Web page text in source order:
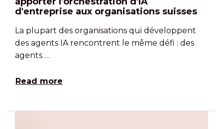
d'entreprise aux organisations suisses
La plupart des organisations qui développent
des agents IA rencontrent le même défi : des
agents …
Read more